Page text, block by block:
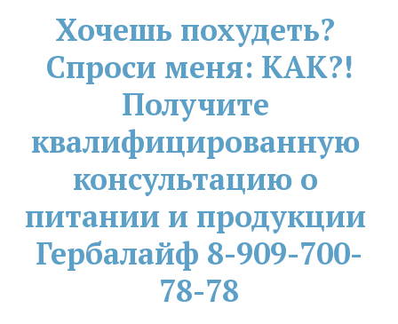
Хочешь похудеть?
Спроси меня: КАК?!
Получите
квалифицированную
консультацию о
питании и продукции
Гербалайф 8-909-700-
78-78